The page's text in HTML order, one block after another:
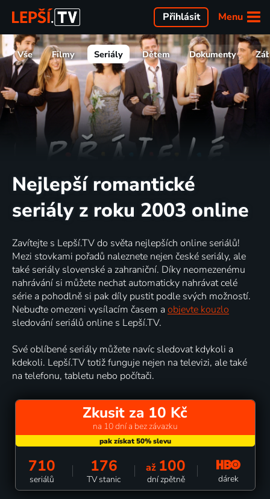
Menu
Přihlásit
Vše Filmy Seriály Dětem Dokumenty
Nejlepší romantické
seriály z roku 2003 online
Zavítejte s Lepší.TV do světa nejlepších online seriálů!
Mezi stovkami pořadů naleznete nejen české seriály, ale
také seriály slovenské a zahraniční. Díky neomezenému
nahrávání si můžete nechat automaticky nahrávat celé
série a pohodlně si pak díly pustit podle svých možností.
Nebuďte omezeni vysílacím časem a objevte kouzlo
sledování seriálů online s Lepší.TV.
Své oblíbené seriály můžete navíc sledovat kdykoli a
kdekoli. Lepší.TV totiž funguje nejen na televizi, ale také
na telefonu, tabletu nebo počítači.
Zkusit za 10 Kč
na 10 dní a bez závazku
710
seriálů
176
TV stanic
až 100
dní zpětně dárek